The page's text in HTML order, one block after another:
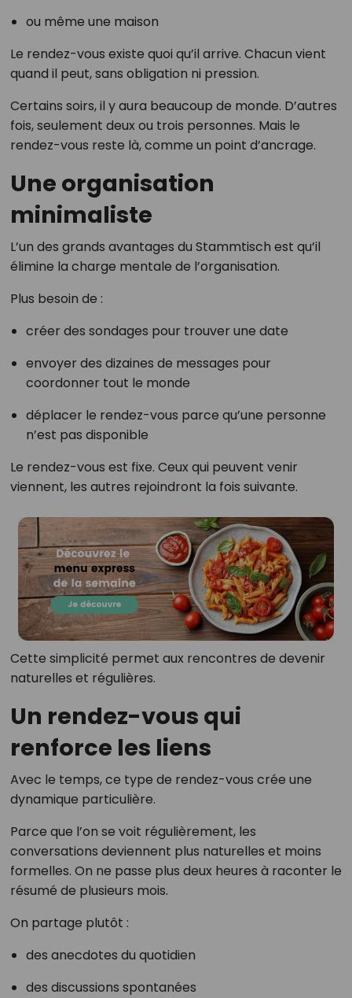
ou même une maison
Le rendez-vous existe quoi qu’il arrive. Chacun vient
quand il peut, sans obligation ni pression.
Certains soirs, il y aura beaucoup de monde. D’autres
fois, seulement deux ou trois personnes. Mais le
rendez-vous reste là, comme un point d’ancrage.
Une organisation
minimaliste
L’un des grands avantages du Stammtisch est qu’il
élimine la charge mentale de l’organisation.
Plus besoin de :
créer des sondages pour trouver une date
envoyer des dizaines de messages pour
coordonner tout le monde
déplacer le rendez-vous parce qu’une personne
n’est pas disponible
Le rendez-vous est fixe. Ceux qui peuvent venir
viennent, les autres rejoindront la fois suivante.
Cette simplicité permet aux rencontres de devenir
naturelles et régulières.
Un rendez-vous qui
renforce les liens
Avec le temps, ce type de rendez-vous crée une
dynamique particulière.
Parce que l’on se voit régulièrement, les
conversations deviennent plus naturelles et moins
formelles. On ne passe plus deux heures à raconter le
résumé de plusieurs mois.
On partage plutôt :
des anecdotes du quotidien
des discussions spontanées